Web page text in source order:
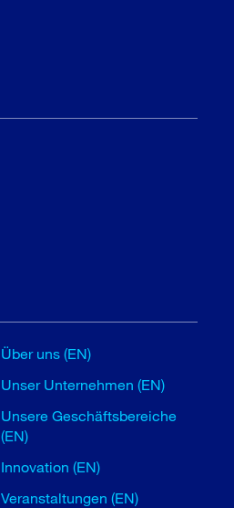
Über uns (EN)
Unser Unternehmen (EN)
Unsere Geschäftsbereiche
(EN)
Innovation (EN)
Veranstaltungen (EN)